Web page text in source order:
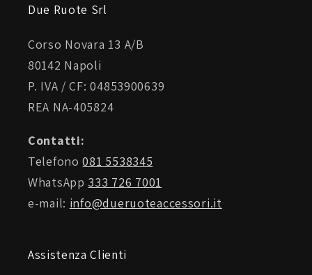
Due Ruote Srl
Corso Novara 13 A/B
80142 Napoli
P. IVA / CF: 04853900639
REA NA-405824
Contatti:
Telefono081 5538345
WhatsApp 333 726 7001
e-mail: info@dueruoteaccessori.it
Assistenza Clienti